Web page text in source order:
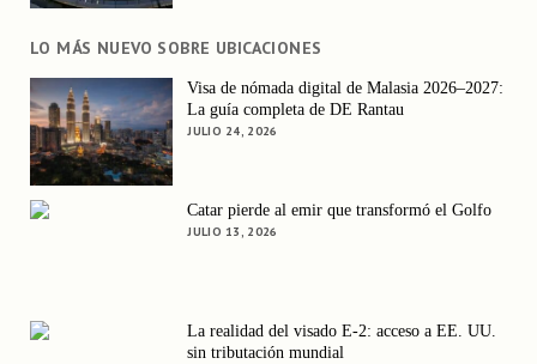
LO MÁS NUEVO SOBRE UBICACIONES
Visa de nómada digital de Malasia 2026–2027:
La guía completa de DE Rantau
JULIO 24, 2026
Catar pierde al emir que transformó el Golfo
JULIO 13, 2026
La realidad del visado E-2: acceso a EE. UU.
sin tributación mundial